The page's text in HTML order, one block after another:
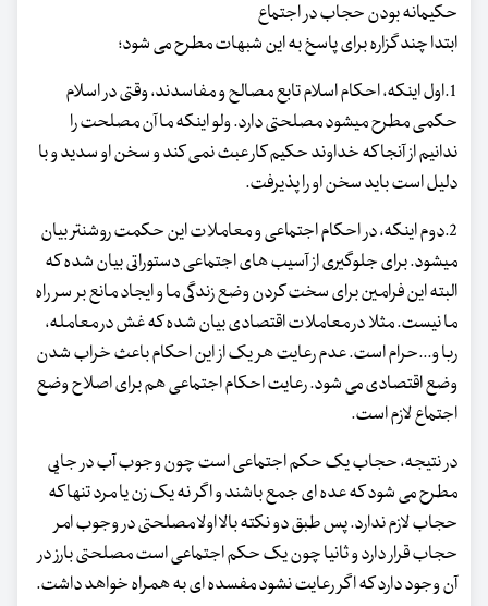
حکیمانه بودن حجاب در اجتماع
ابتدا چند گزاره برای پاسخ به این شبهات مطرح می شود؛
1.اول اینکه، احکام اسلام تابع مصالح و مفاسدند، وقتی در اسلام
حکمی مطرح میشود مصلحتی دارد. ولو اینکه ما آن مصلحت را
ندانیم از آنجا که خداوند حکیم کار عبث نمی کند و سخن او سدید و با
دلیل است باید سخن او را پذیرفت.
2.دوم اینکه، در احکام اجتماعی و معاملات این حکمت روشنتر بیان
میشود. برای جلوگیری از آسیب های اجتماعی دستوراتی بیان شده که
البته این فرامین برای سخت کردن وضع زندگی ما و ایجاد مانع بر سر راه
ما نیست. مثلا در معاملات اقتصادی بیان شده که غش در معامله،
ربا و...حرام است. عدم رعایت هر یک از این احکام باعث خراب شدن
وضع اقتصادی می شود. رعایت احکام اجتماعی هم برای اصلاح وضع
اجتماع لازم است.
در نتیجه، حجاب یک حکم اجتماعی است چون وجوب آب در جایی
مطرح می شود که عده ای جمع باشند و اگر نه یک زن یا مرد تنها که
حجاب لازم ندارد. پس طبق دو نکته بالا اولا مصلحتی در وجوب امر
حجاب قرار دارد و ثانیا چون یک حکم اجتماعی است مصلحتی بارز در
آن وجود دارد که اگر رعایت نشود مفسده ای به همراه خواهد داشت.